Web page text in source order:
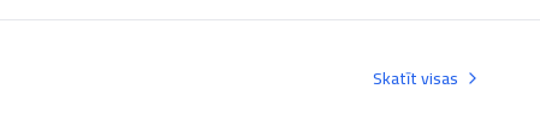
Skatīt visas